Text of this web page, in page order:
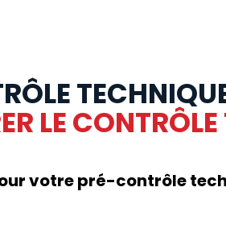
LE
votre pré-contrôle